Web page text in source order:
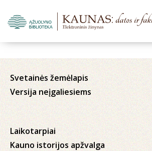
Svetainės žemėlapis
Versija neįgaliesiems
Laikotarpiai
Kauno istorijos apžvalga